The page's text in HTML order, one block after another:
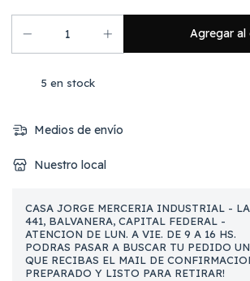
5 en stock
Medios de envío
Nuestro local
CASA JORGE MERCERIA INDUSTRIAL -
441, BALVANERA, CAPITAL FEDERAL -
ATENCION DE LUN. A VIE. DE 9 A 16 HS.
PODRAS PASAR A BUSCAR TU PEDIDO
QUE RECIBAS EL MAIL DE
PREPARADO Y LISTO PARA RETIRAR!